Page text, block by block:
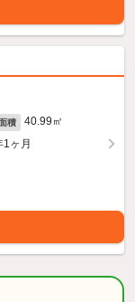
積 40.99㎡
1ヶ月